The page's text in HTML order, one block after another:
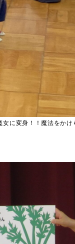
女に変身！！魔法をか